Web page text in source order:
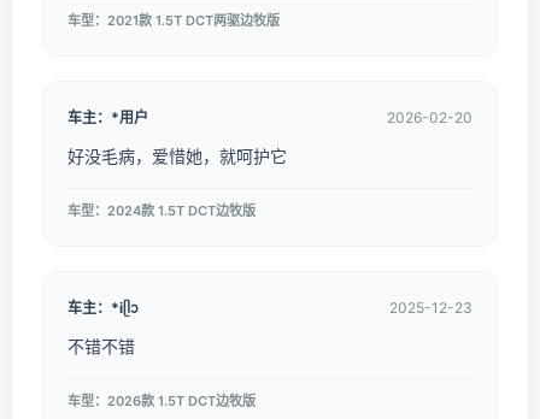
车型：2021款 1.5T DCT两驱边牧版
车主：*用户 2026-02-20
好没毛病，爱惜她，就呵护它
车型：2024款 1.5T DCT边牧版
车主：*iᥫᩣ 2025-12-23
不错不错
车型：2026款 1.5T DCT边牧版